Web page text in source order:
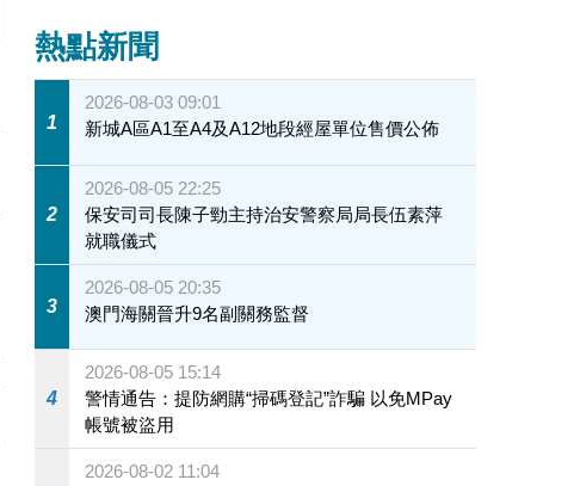
熱點新聞
1
2026-08-03 09:01
新城A區A1至A4及A12地段經屋單位售價公佈
2
2026-08-05 22:25
保安司司長陳子勁主持治安警察局局長伍素萍
就職儀式
3
2026-08-05 20:35
澳門海關晉升9名副關務監督
4
2026-08-05 15:14
警情通告：提防網購“掃碼登記”詐騙 以免MPay
帳號被盜用
2026-08-02 11:04